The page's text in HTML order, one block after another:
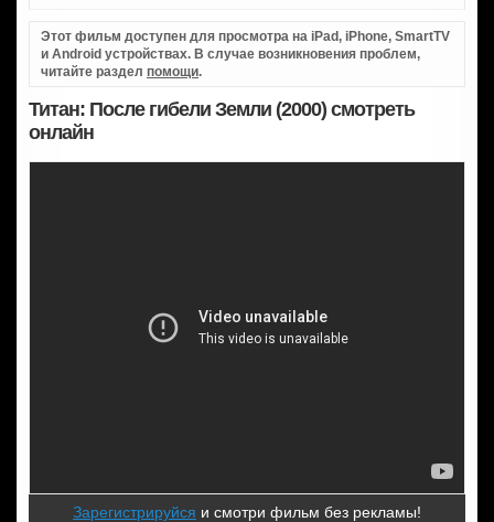
Этот фильм доступен для просмотра на iPad, iPhone, SmartTV
и Android устройствах. В случае возникновения проблем,
читайте раздел помощи.
Титан: После гибели Земли (2000) смотреть
онлайн
Зарегистрируйся и смотри фильм без рекламы!